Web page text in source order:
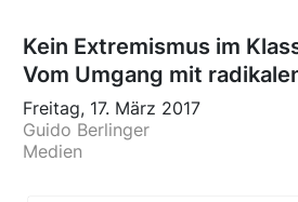
Kein Extremismus im
Vom Umgang mit
Freitag, 17. März 2017
Guido Berlinger
Medien